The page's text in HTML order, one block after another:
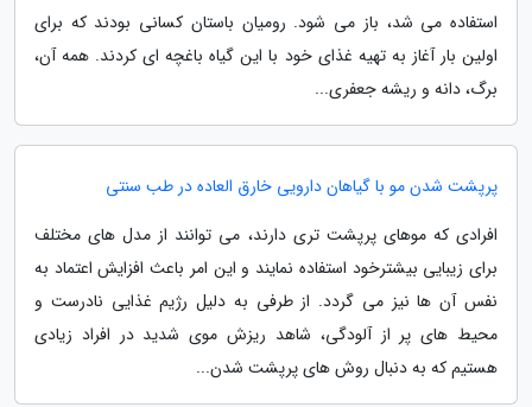
استفاده می شد، باز می شود. رومیان باستان کسانی بودند که برای
اولین بار آغاز به تهیه غذای خود با این گیاه باغچه ای کردند. همه آن،
برگ، دانه و ریشه جعفری...
پرپشت شدن مو با گیاهان دارویی خارق العاده در طب سنتی
افرادی که موهای پرپشت تری دارند، می توانند از مدل های مختلف
برای زیبایی بیشترخود استفاده نمایند و این امر باعث افزایش اعتماد به
نفس آن ها نیز می گردد. از طرفی به دلیل رژیم غذایی نادرست و
محیط های پر از آلودگی، شاهد ریزش موی شدید در افراد زیادی
هستیم که به دنبال روش های پرپشت شدن...